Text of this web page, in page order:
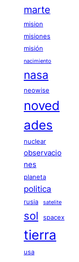
marte
mision
misiones
misión
nacimiento
nasa
neowise
noved
ades
nuclear
observacio
nes
planeta
politica
rusia satelite
sol spacex
tierra
usa